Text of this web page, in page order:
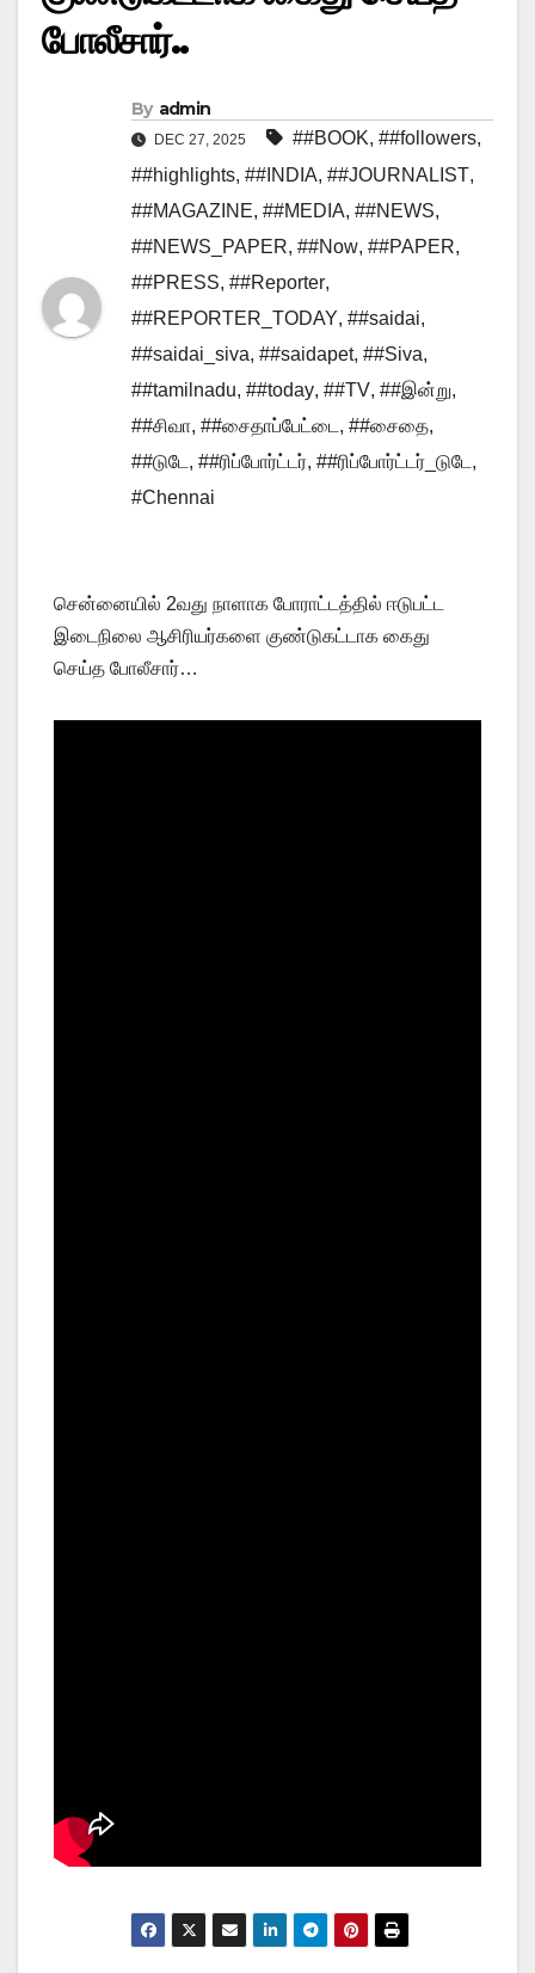
போலீசார்..
By admin
DEC 27, 2025 ##BOOK, ##followers,
##highlights, ##INDIA, ##JOURNALIST,
##MAGAZINE, ##MEDIA, ##NEWS,
##NEWS_PAPER, ##Now, ##PAPER,
##PRESS, ##Reporter,
##REPORTER_TODAY, ##saidai,
##saidai_siva, ##saidapet, ##Siva,
##tamilnadu, ##today, ##TV, ##இன்று,
##சிவா, ##சைதாப்பேட்டை , ##சைதை,
##டுடே , ##ரிப்போர்ட்டர், ##ரிப்போர்ட்டர்_டுடே ,
#Chennai
சென்னையில் 2வது நாளாக போராட்டத்தில் ஈடுபட்ட
இடைநிலை ஆசிரியர்களை குண்டுகட்டாக கைது
செய்த போலீசார்…